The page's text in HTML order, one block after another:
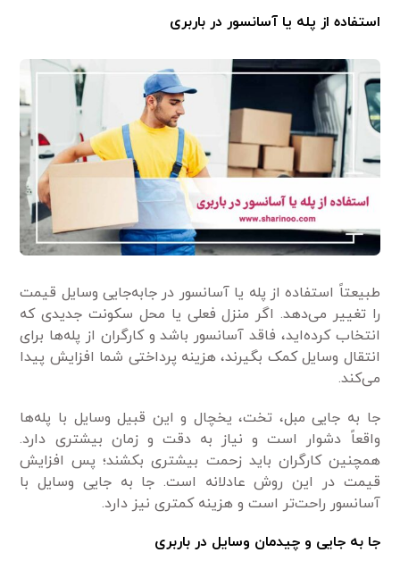
استفاده از پله یا آسانسور در باربری
طبیعتاً استفاده از پله یا آسانسور در جابه‌جایی وسایل قیمت
را تغییر می‌دهد. اگر منزل فعلی یا محل سکونت جدیدی که
انتخاب کرده‌اید، فاقد آسانسور باشد و کارگران از پله‌ها برای
انتقال وسایل کمک بگیرند، هزینه پرداختی شما افزایش پیدا
می‌کند.
جا به جایی مبل، تخت، یخچال و این قبیل وسایل با پله‌ها
واقعاً دشوار است و نیاز به دقت و زمان بیشتری دارد.
همچنین کارگران باید زحمت بیشتری بکشند؛ پس افزایش
قیمت در این روش عادلانه است. جا به جایی وسایل با
آسانسور راحت‌تر است و هزینه کمتری نیز دارد.
جا به جایی و چیدمان وسایل در باربری